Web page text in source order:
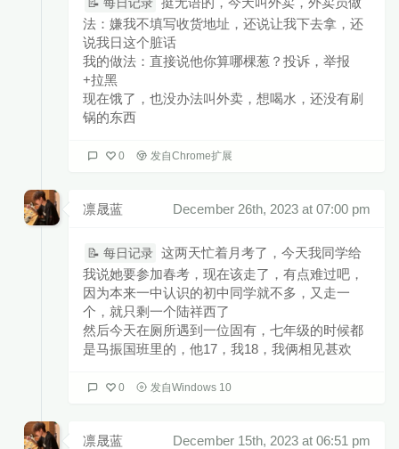
法：嫌我不填写收货地址，还说让我下去拿，还
说我日这个脏话
我的做法：直接说他你算哪棵葱？投诉，举报
+拉黑
现在饿了，也没办法叫外卖，想喝水，还没有刷
锅的东西
0 发自Chrome扩展
凛晟蓝 December 26th, 2023 at 07:00 pm
📝 每日记录 这两天忙着月考了，今天我同学给
我说她要参加春考，现在该走了，有点难过吧，
因为本来一中认识的初中同学就不多，又走一
个，就只剩一个陆祥西了
然后今天在厕所遇到一位固有，七年级的时候都
是马振国班里的，他17，我18，我俩相见甚欢
0 发自Windows 10
凛晟蓝 December 15th, 2023 at 06:51 pm